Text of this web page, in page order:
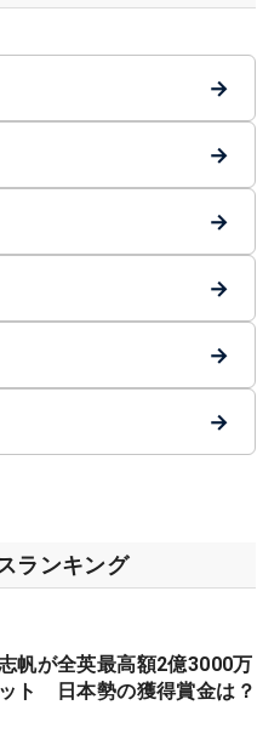
→
→
→
→
→
→
ランキング
帆が全英最高額2億3000万
ト 日本勢の獲得賞金は？